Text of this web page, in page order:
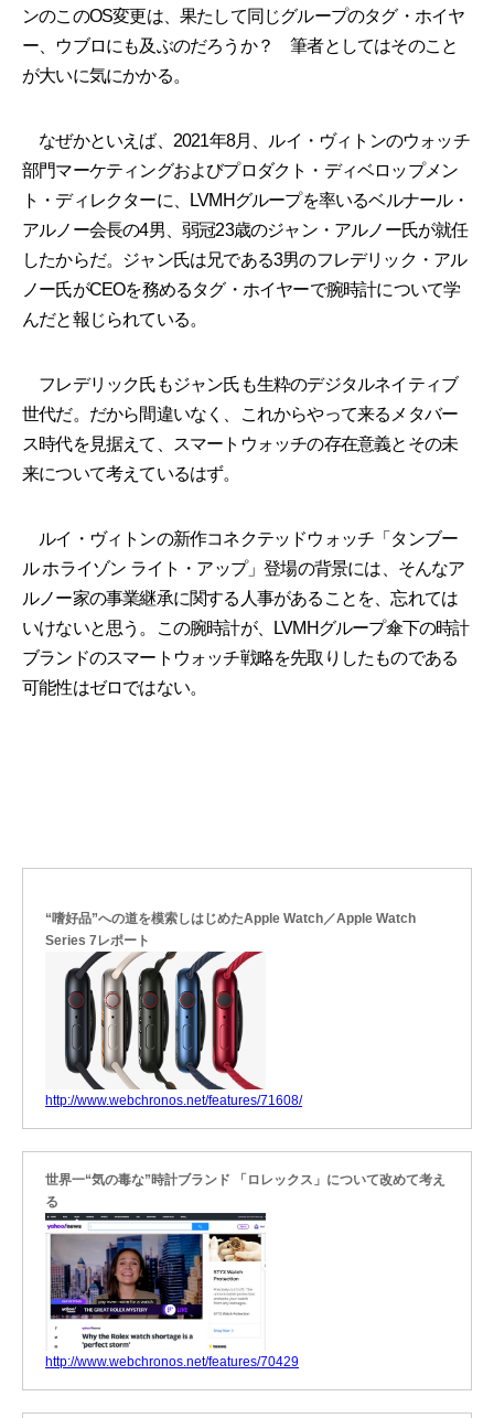
ンのこのOS変更は、果たして同じグループのタグ・ホイヤ
ー、ウブロにも及ぶのだろうか？ 筆者としてはそのこと
が大いに気にかかる。
なぜかといえば、2021年8月、ルイ・ヴィトンのウォッチ
部門マーケティングおよびプロダクト・ディベロップメン
ト・ディレクターに、LVMHグループを率いるベルナール・
アルノー会長の4男、弱冠23歳のジャン・アルノー氏が就任
したからだ。ジャン氏は兄である3男のフレデリック・アル
ノー氏がCEOを務めるタグ・ホイヤーで腕時計について学
んだと報じられている。
フレデリック氏もジャン氏も生粋のデジタルネイティブ
世代だ。だから間違いなく、これからやって来るメタバー
ス時代を見据えて、スマートウォッチの存在意義とその未
来について考えているはず。
ルイ・ヴィトンの新作コネクテッドウォッチ「タンブー
ル ホライゾン ライト・アップ」登場の背景には、そんなア
ルノー家の事業継承に関する人事があることを、忘れては
いけないと思う。この腕時計が、LVMHグループ傘下の時計
ブランドのスマートウォッチ戦略を先取りしたものである
可能性はゼロではない。
“嗜好品”への道を模索しはじめたApple Watch／Apple Watch
Series 7レポート
http://www.webchronos.net/features/71608/
世界一“気の毒な”時計ブランド 「ロレックス」について改めて考え
る
http://www.webchronos.net/features/70429